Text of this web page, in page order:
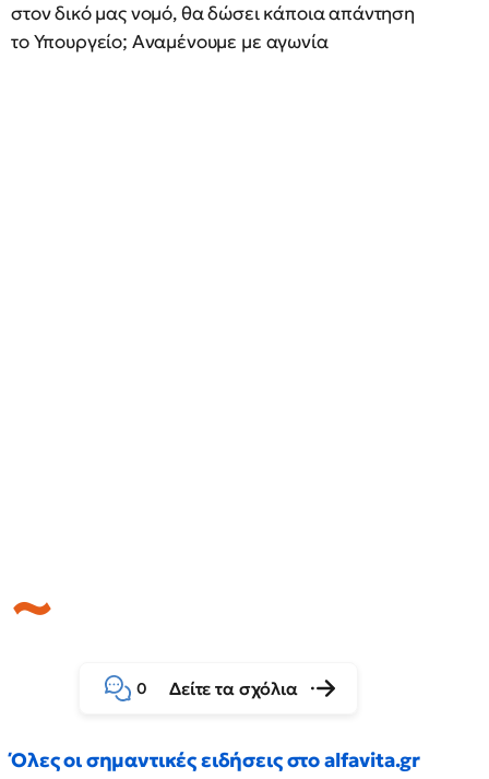
στον δικό μας νομό, θα δώσει κάποια απάντηση
το Υπουργείο; Αναμένουμε με αγωνία
0 Δείτε τα σχόλια
Όλες οι σημαντικές ειδήσεις στο alfavita.gr